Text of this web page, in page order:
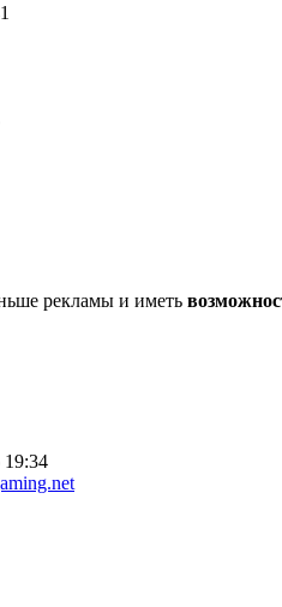
рекламы и иметь
19:34